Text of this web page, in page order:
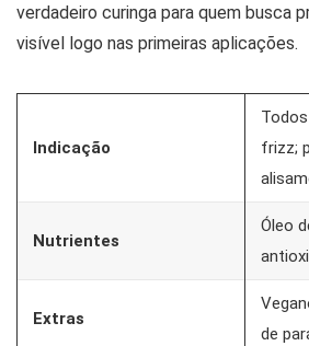
verdadeiro curinga para quem busca
visível logo nas primeiras aplicações.
Indicação
frizz;
Nutrientes
Óleo
Extras
de